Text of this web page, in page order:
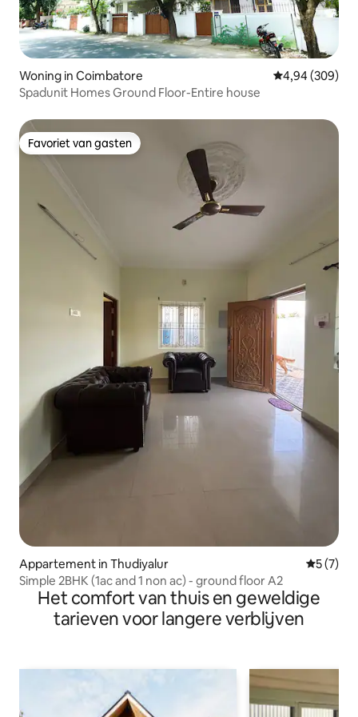
Woning in Coimbatore Gemiddelde
4,94 (309)
Spadunit Homes Ground Floor-Entire house
Favoriet van gasten
Favoriet van gasten
Appartement in Thudiyalur
5 (7)
Simple 2BHK (1ac and 1 non ac) - ground floor A2
Het comfort van thuis en geweldige
tarieven voor langere verblijven